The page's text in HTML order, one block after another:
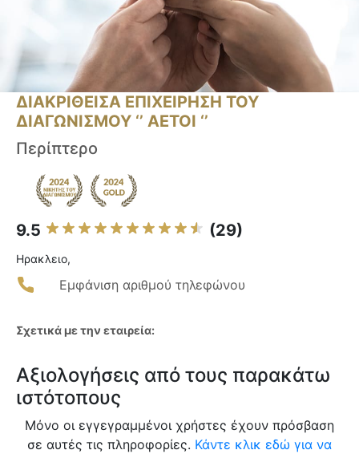
ΔΙΑΚΡΙΘΕΙΣΑ ΕΠΙΧΕΙΡΗΣΗ ΤΟΥ
ΔΙΑΓΩΝΙΣΜΟΥ ‘’ ΑΕΤΟΙ ‘’
Περίπτερο
9.5 (29)
Ηρακλειο,
Εμφάνιση αριθμού τηλεφώνου
Σχετικά με την εταιρεία:
Αξιολογήσεις από τους παρακάτω
ιστότοπους
Μόνο οι εγγεγραμμένοι χρήστες έχουν πρόσβαση
σε αυτές τις πληροφορίες. Κάντε κλικ εδώ για να